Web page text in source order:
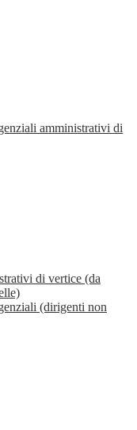
amministrativi di
di vertice (da
(dirigenti non